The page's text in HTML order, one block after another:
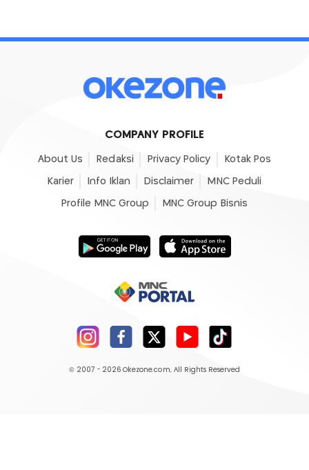
COMPANY PROFILE
About Us Redaksi Privacy Policy Kotak Pos
Karier Info Iklan Disclaimer MNC Peduli
Profile MNC Group MNC Group Bisnis
© 2007 - 2026 Okezone.com, All Rights Reserved